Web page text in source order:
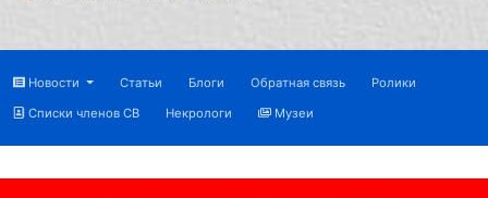
Новости Статьи Блоги Обратная связь
Ролики
Списки членов СВ
Некрологи Музеи